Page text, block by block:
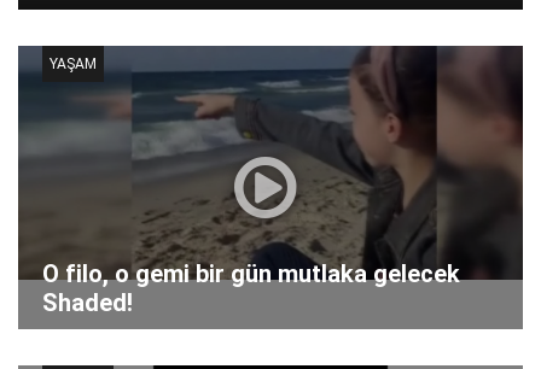
O filo, o gemi bir gün mutlaka gelecek
Shaded!
YAŞAM